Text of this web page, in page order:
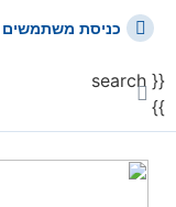
כניסת משתמשים
{{ search
}}